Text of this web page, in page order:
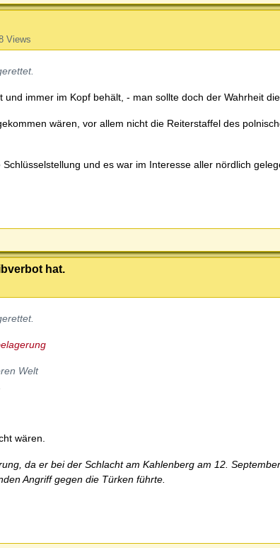
Views
immer im Kopf behält, - man sollte doch der Wahrheit
wären, vor allem nicht die Reiterstaffel des
und es war im Interesse aller nördlich
hat.
Welt
wären.
da er bei der Schlacht am Kahlenberg am 12.
Angriff gegen die Türken führte.